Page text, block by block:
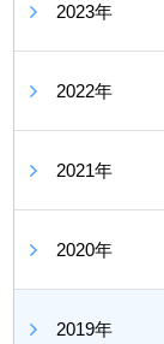
2023年
2022年
2021年
2020年
2019年